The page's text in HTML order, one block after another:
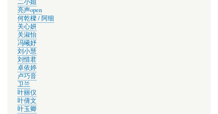
二小姐
亮声open
何乾樑 / 阿细
关心妍
关淑怡
冯曦妤
刘小慧
刘惜君
卓依婷
卢巧音
卫兰
叶丽仪
叶倩文
叶玉卿